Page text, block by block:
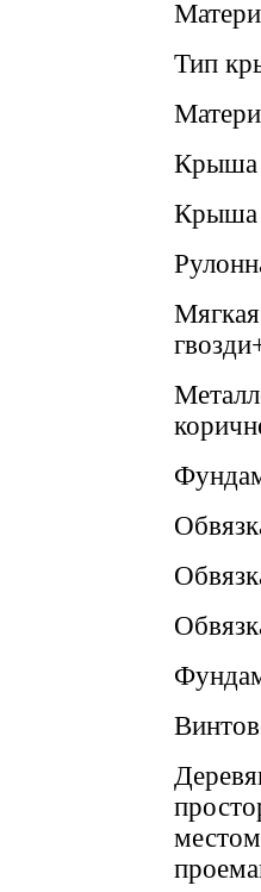
Тип
Крыша
Крыша